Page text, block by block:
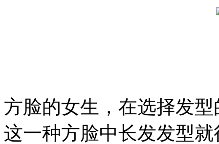
方脸的女生，在选择发
这一种方脸中长发发型